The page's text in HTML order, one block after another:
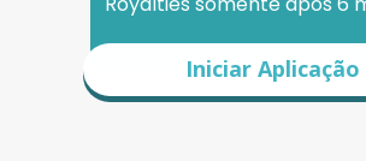
Iniciar Aplicação